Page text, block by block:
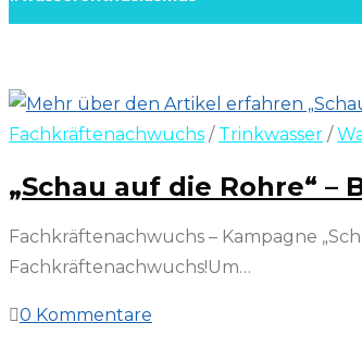
Fachkräftenachwuchs / Trinkwasser /
„Schau auf die Rohre“
Fachkräftenachwuchs – Kampagne
Fachkräftenachwuchs!Um…
0 Kommentare